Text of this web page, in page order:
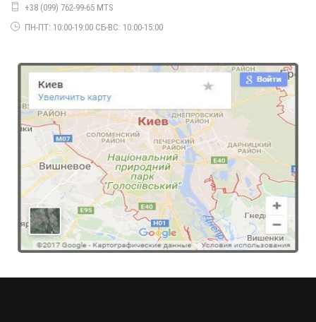
Спідниця на запах довга
900.00грн.
+38 (099) 762-99-65 MTS
ПН-ПТ: 10:00-19:00 СБ-ВС: 10:00-15:00